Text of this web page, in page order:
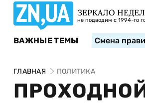
ЗЕРКАЛО
не подводим с 1994-го
ВАЖНЫЕ ТЕМЫ Смена
ГЛАВНАЯ ПОЛИТИКА